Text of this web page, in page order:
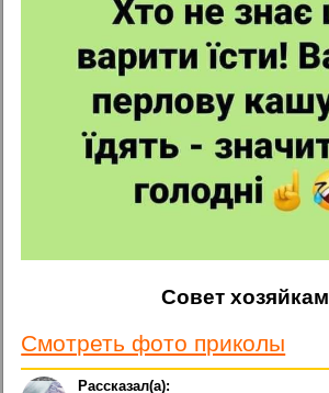
Совет хозяйкам
Смотреть фото приколы